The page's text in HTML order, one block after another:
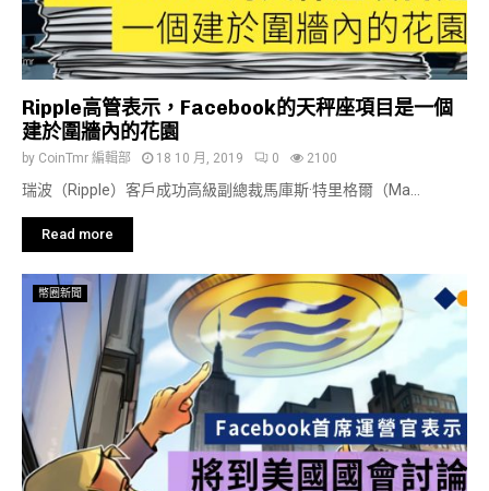
Ripple高管表示，Facebook的天秤座項目是一個
建於圍牆內的花園
by CoinTmr 編輯部 18 10 月, 2019 0 2100
瑞波（Ripple）客戶成功高級副總裁馬庫斯·特里格爾（Ma...
Read more
幣圈新聞